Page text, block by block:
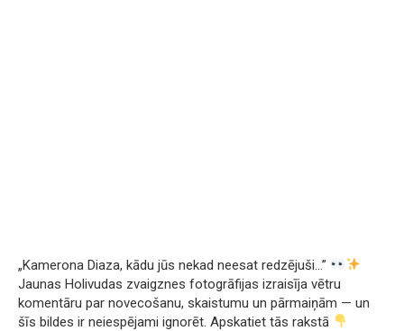
„Kamerona Diaza, kādu jūs nekad neesat redzējuši…”
Jaunas Holivudas zvaigznes fotogrāfijas izraisīja vētru
komentāru par novecošanu, skaistumu un pārmaiņām — un
šīs bildes ir neiespējami ignorēt. Apskatiet tās rakstā